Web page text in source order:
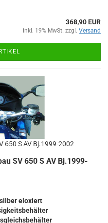
368,90 EUR
inkl. 19% MwSt. zzgl. Versand
650 S AV Bj.1999-2002
SV 650 S AV Bj.1999-
eloxiert